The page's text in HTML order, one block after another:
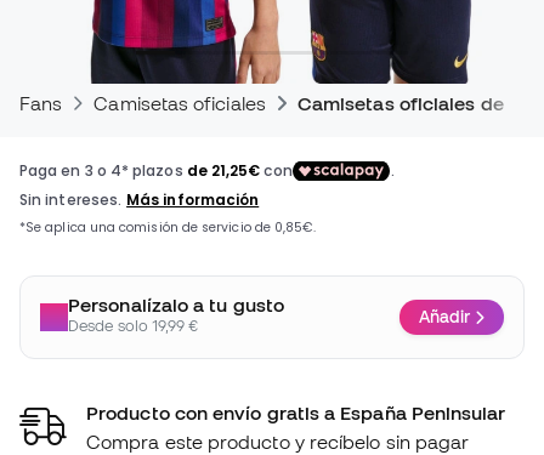
Fans Camisetas oficiales Camisetas oficiales de
Personalízalo a tu gusto
Desde solo 19,99 € Añadir
Producto con envío gratis a España Peninsular
Compra este producto y recíbelo sin pagar